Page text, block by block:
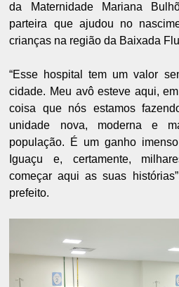
da Maternidade Mariana
parteira que ajudou no
crianças na região da Baixada
“Esse hospital tem um valor
cidade. Meu avô esteve aqui,
coisa que nós estamos
unidade nova, moderna e
população. É um ganho
Iguaçu e, certamente,
começar aqui as suas
prefeito.